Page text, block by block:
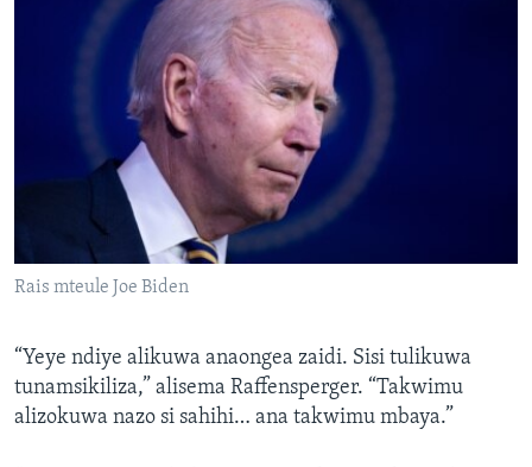
Rais mteule Joe Biden
“Yeye ndiye alikuwa anaongea zaidi. Sisi tulikuwa
tunamsikiliza,” alisema Raffensperger. “Takwimu
alizokuwa nazo si sahihi… ana takwimu mbaya.”